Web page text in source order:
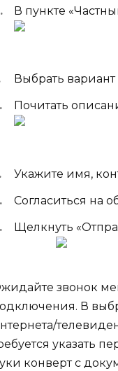
В пункте
Выбрать
Почитать
Укажите имя,
Согласиться на
Щелкнуть
звонок
В
указать
конверт с